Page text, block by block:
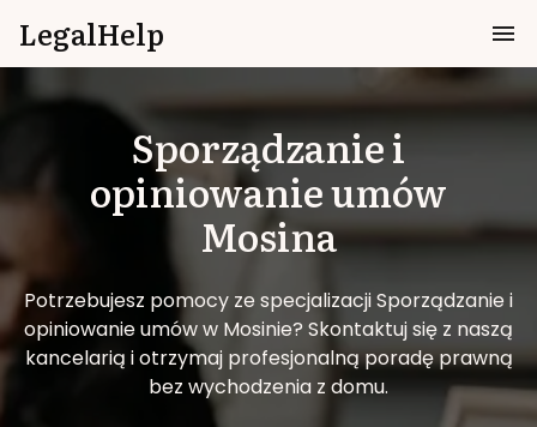
LegalHelp
Sporządzanie i
opiniowanie umów
Mosina
Potrzebujesz pomocy ze specjalizacji Sporządzanie i
opiniowanie umów w Mosinie? Skontaktuj się z naszą
kancelarią i otrzymaj profesjonalną poradę prawną
bez wychodzenia z domu.